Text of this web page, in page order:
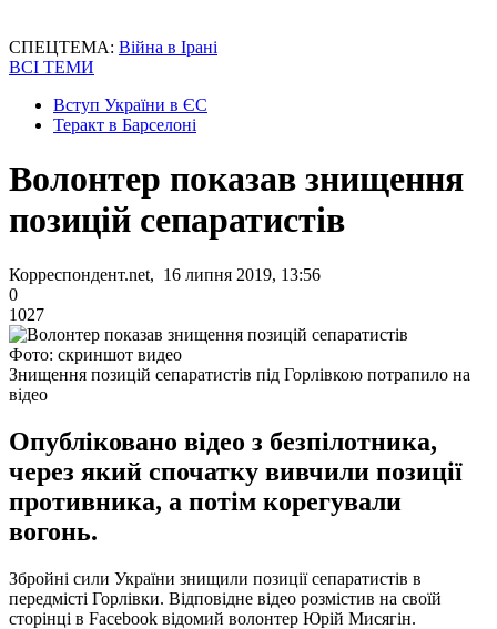
СПЕЦТЕМА: Війна в Ірані
ВСІ ТЕМИ
Вступ України в ЄС
Теракт в Барселоні
Волонтер показав знищення
позицій сепаратистів
Корреспондент.net, 16 липня 2019, 13:56
0
1027
Фото: скриншот видео
Знищення позицій сепаратистів під Горлівкою потрапило на
відео
Опубліковано відео з безпілотника,
через який спочатку вивчили позиції
противника, а потім корегували
вогонь.
Збройні сили України знищили позиції сепаратистів в
передмісті Горлівки. Відповідне відео розмістив на своїй
сторінці в Facebook відомий волонтер Юрій Мисягін.